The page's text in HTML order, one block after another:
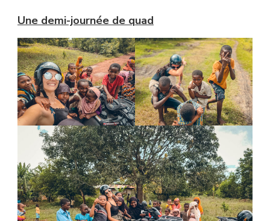
Une demi-journée de quad